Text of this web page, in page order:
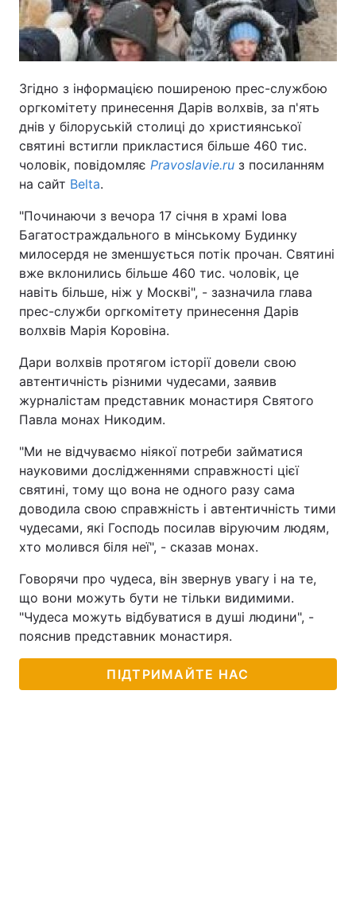
Згідно з інформацією поширеною прес-службою
оргкомітету принесення Дарів волхвів, за п'ять
днів у білоруській столиці до християнської
святині встигли прикластися більше 460 тис.
чоловік, повідомляє Рravoslavie.ru з посиланням
на сайт Вelta.
"Починаючи з вечора 17 січня в храмі Іова
Багатостраждального в мінському Будинку
милосердя не зменшується потік прочан. Святині
вже вклонились більше 460 тис. чоловік, це
навіть більше, ніж у Москві", - зазначила глава
прес-служби оргкомітету принесення Дарів
волхвів Марія Коровіна.
Дари волхвів протягом історії довели свою
автентичність різними чудесами, заявив
журналістам представник монастиря Святого
Павла монах Никодим.
"Ми не відчуваємо ніякої потреби займатися
науковими дослідженнями справжності цієї
святині, тому що вона не одного разу сама
доводила свою справжність і автентичність тими
чудесами, які Господь посилав віруючим людям,
хто молився біля неї", - сказав монах.
Говорячи про чудеса, він звернув увагу і на те,
що вони можуть бути не тільки видимими.
"Чудеса можуть відбуватися в душі людини", -
пояснив представник монастиря.
ПІДТРИМАЙТЕ НАС